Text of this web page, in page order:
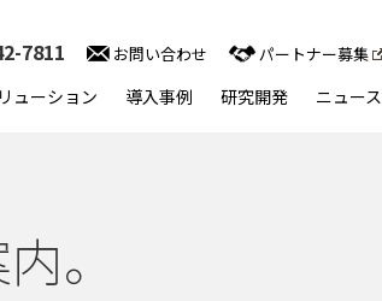
ューション 導入事例 研究開発 ニュース
7811 お問い合わせ パートナー募集
。